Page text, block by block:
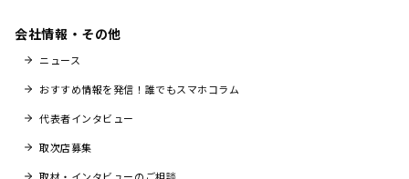
会社情報・その他
ニュース
おすすめ情報を発信！誰でもスマホコラム
代表者インタビュー
取次店募集